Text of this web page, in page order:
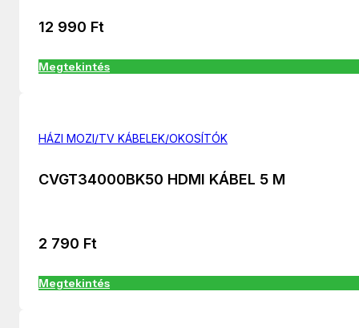
12 990 Ft
Megtekintés
HÁZI MOZI/TV KÁBELEK/OKOSÍTÓK
CVGT34000BK50 HDMI KÁBEL 5 M
2 790 Ft
Megtekintés